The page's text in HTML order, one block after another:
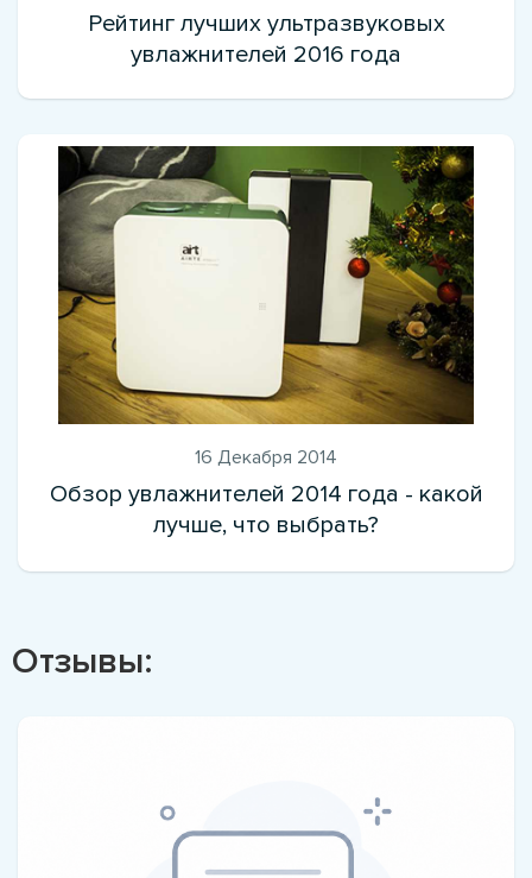
Рейтинг лучших ультразвуковых
увлажнителей 2016 года
16 Декабря 2014
Обзор увлажнителей 2014 года - какой
лучше, что выбрать?
Отзывы: